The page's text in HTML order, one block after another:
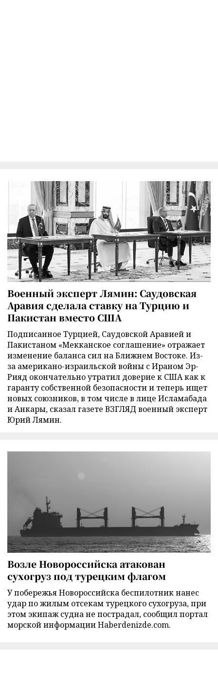
Военный эксперт Лямин: Саудовская
Аравия сделала ставку на Турцию и
Пакистан вместо США
Подписанное Турцией, Саудовской Аравией и
Пакистаном «Мекканское соглашение» отражает
изменение баланса сил на Ближнем Востоке. Из-
за американо-израильской войны с Ираном Эр-
Рияд окончательно утратил доверие к США как к
гаранту собственной безопасности и теперь ищет
новых союзников, в том числе в лице Исламабада
и Анкары, сказал газете ВЗГЛЯД военный эксперт
Юрий Лямин.
Возле Новороссийска атакован
сухогруз под турецким флагом
У побережья Новороссийска беспилотник нанес
удар по жилым отсекам турецкого сухогруза, при
этом экипаж судна не пострадал, сообщил портал
морской информации Haberdenizde.com.